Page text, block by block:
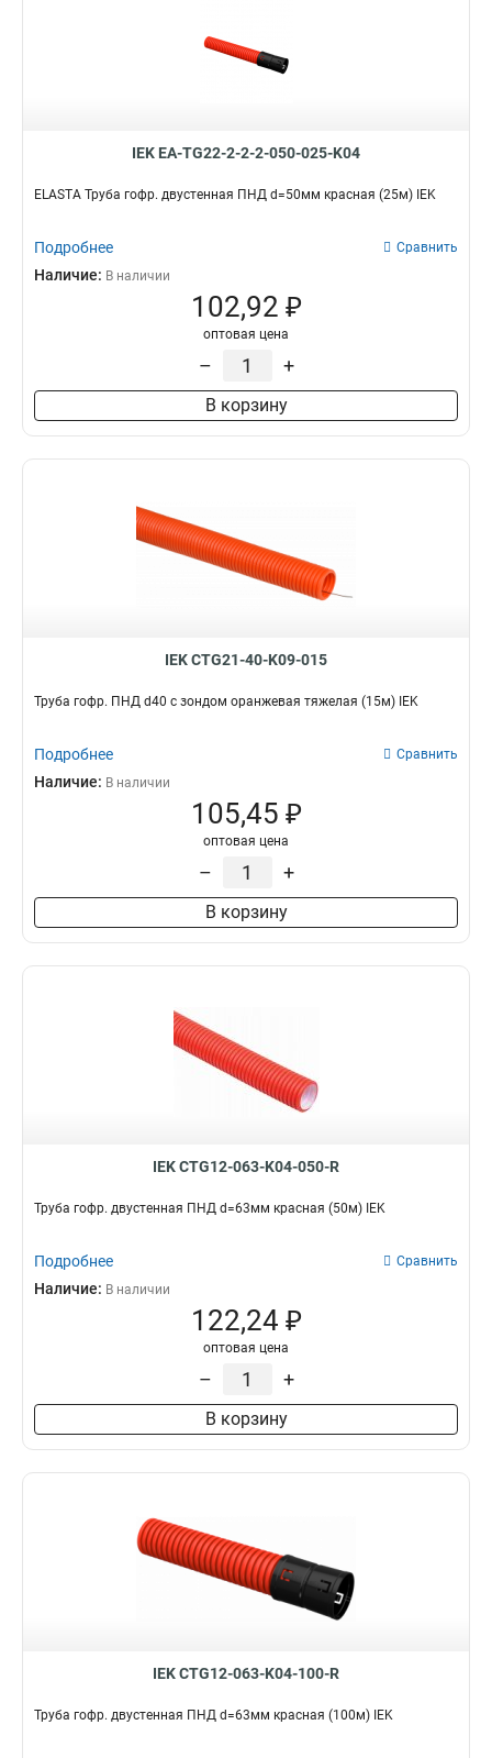
IEK EA-TG22-2-2-2-050-025-K04
ELASTA Труба гофр. двустенная ПНД d=50мм красная (25м) IEK
Подробнее Сравнить
Наличие: В наличии
102,92 ₽
оптовая цена
– +
В корзину
IEK CTG21-40-K09-015
Труба гофр. ПНД d40 с зондом оранжевая тяжелая (15м) IEK
Подробнее Сравнить
Наличие: В наличии
105,45 ₽
оптовая цена
– +
В корзину
IEK CTG12-063-K04-050-R
Труба гофр. двустенная ПНД d=63мм красная (50м) IEK
Подробнее Сравнить
Наличие: В наличии
122,24 ₽
оптовая цена
– +
В корзину
IEK CTG12-063-K04-100-R
Труба гофр. двустенная ПНД d=63мм красная (100м) IEK